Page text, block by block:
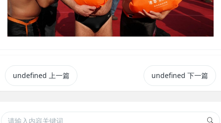
undefined 上一篇 undefined 下一篇